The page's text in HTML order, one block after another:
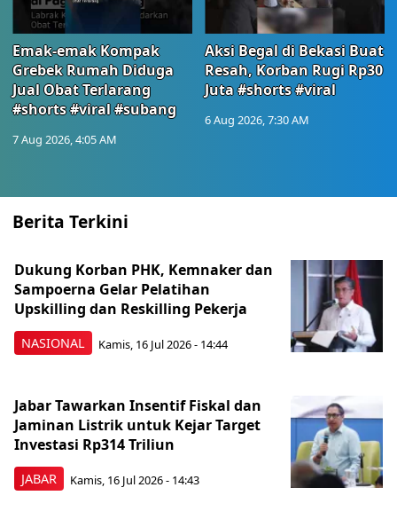
Emak-emak Kompak
Grebek Rumah Diduga
Jual Obat Terlarang
#shorts #viral #subang
7 Aug 2026, 4:05 AM
Aksi Begal di Bekasi Buat
Resah, Korban Rugi Rp30
Juta #shorts #viral
6 Aug 2026, 7:30 AM
Berita Terkini
NASIONAL
Dukung Korban PHK, Kemnaker dan
Sampoerna Gelar Pelatihan
Upskilling dan Reskilling Pekerja
Kamis, 16 Jul 2026 - 14:44
JABAR
Jabar Tawarkan Insentif Fiskal dan
Jaminan Listrik untuk Kejar Target
Investasi Rp314 Triliun
Kamis, 16 Jul 2026 - 14:43